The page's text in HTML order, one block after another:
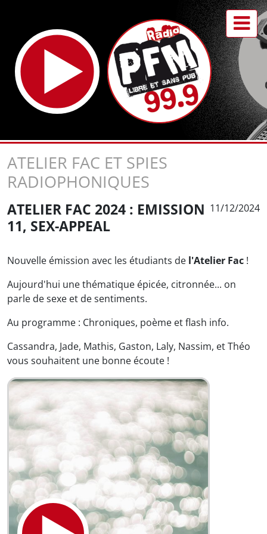
ATELIER FAC ET SPIES
RADIOPHONIQUES
ATELIER FAC 2024 : EMISSION
11, SEX-APPEAL
11/12/2024
Nouvelle émission avec les étudiants de l'Atelier Fac !
Aujourd'hui une thématique épicée, citronnée... on
parle de sexe et de sentiments.
Au programme : Chroniques, poème et flash info.
Cassandra, Jade, Mathis, Gaston, Laly, Nassim, et Théo
vous souhaitent une bonne écoute !